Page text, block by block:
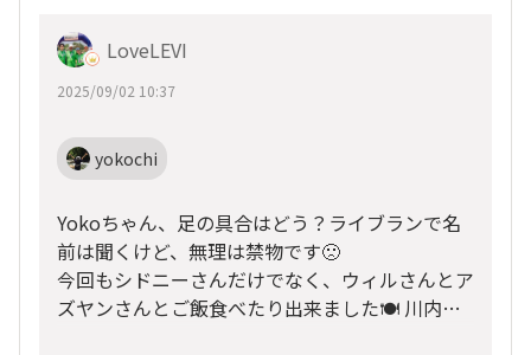
LoveLEVI
2025/09/02 10:37
yokochi
Yokoちゃん、足の具合はどう？ライブランで名
前は聞くけど、無理は禁物です🙁
今回もシドニーさんだけでなく、ウィルさんとア
ズヤンさんとご飯食べたり出来ました🍽️ 川内選